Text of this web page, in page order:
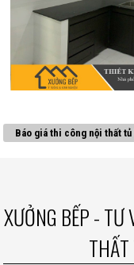
Báo giá thi công nội thất tủ
XƯỞNG BẾP - TƯ